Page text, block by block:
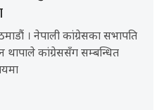
। नेपाली कांग्रेसका सभापति
थापाले कांग्रेससँग सम्बन्धित